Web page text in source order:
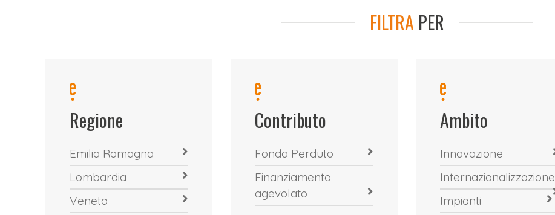
FILTRA PER
Regione
Emilia Romagna
Lombardia
Veneto
Contributo
Fondo Perduto
Finanziamento
agevolato
Ambito
Innovazione
Internazionalizzazione
Impianti